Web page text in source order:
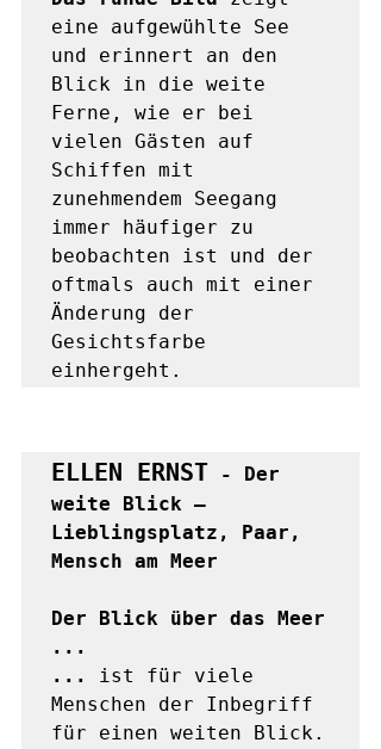
eine aufgewühlte See
und erinnert an den
Blick in die weite
Ferne, wie er bei
vielen Gästen auf
Schiffen mit
zunehmendem Seegang
immer häufiger zu
beobachten ist und der
oftmals auch mit einer
Änderung der
Gesichtsfarbe
ELLEN ERNST - Der
weite Blick –
Lieblingsplatz, Paar,
Mensch am Meer
Der Blick über das Meer
...
... ist für viele
Menschen der Inbegriff
für einen weiten Blick.